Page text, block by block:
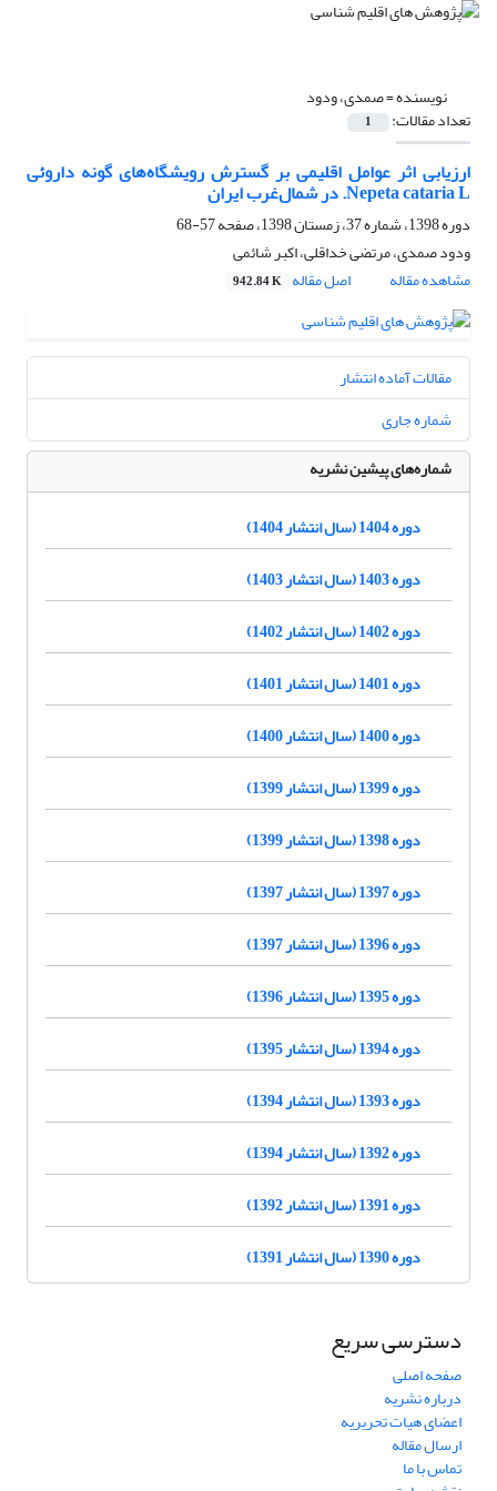
نویسنده =صمدی، ودود
تعداد مقالات: 1
ارزیابی اثر عوامل اقلیمی بر گسترش رویشگاه‌های گونه داروئی
Nepeta cataria L. در شمال‌غرب ایران
دوره 1398، شماره 37، زمستان 1398، صفحه
57-68
ودود صمدی، مرتضی خداقلی، اکبر شائمی
مشاهده مقاله
اصل مقاله 942.84 K
مقالات آماده انتشار
شماره جاری
شماره‌های پیشین نشریه
دوره 1404 (سال انتشار 1404)
دوره 1403 (سال انتشار 1403)
دوره 1402 (سال انتشار 1402)
دوره 1401 (سال انتشار 1401)
دوره 1400 (سال انتشار 1400)
دوره 1399 (سال انتشار 1399)
دوره 1398 (سال انتشار 1399)
دوره 1397 (سال انتشار 1397)
دوره 1396 (سال انتشار 1397)
دوره 1395 (سال انتشار 1396)
دوره 1394 (سال انتشار 1395)
دوره 1393 (سال انتشار 1394)
دوره 1392 (سال انتشار 1394)
دوره 1391 (سال انتشار 1392)
دوره 1390 (سال انتشار 1391)
دسترسی سریع
صفحه اصلی
درباره نشریه
اعضای هیات تحریریه
ارسال مقاله
تماس با ما